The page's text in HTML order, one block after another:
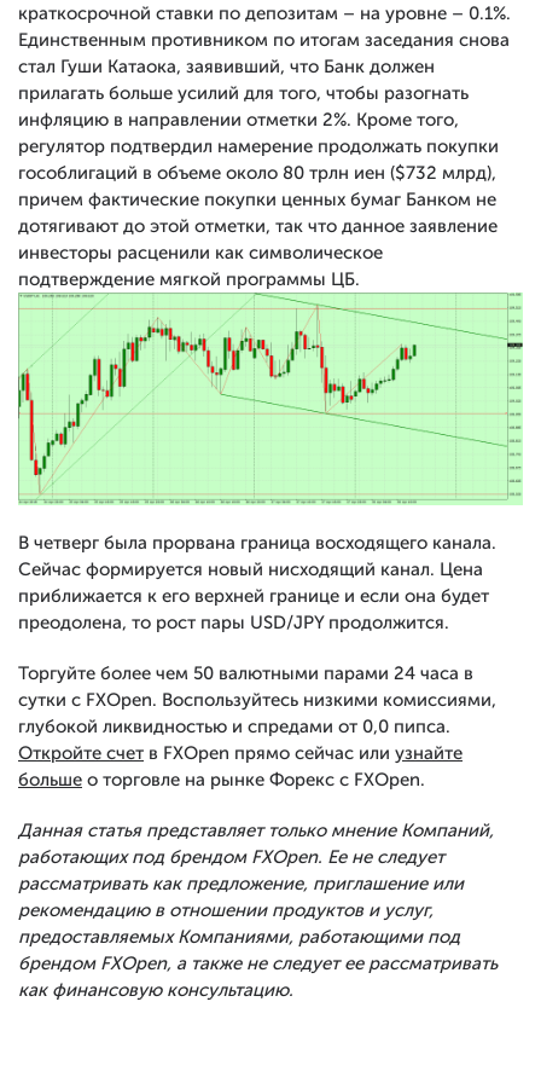
краткосрочной ставки по депозитам – на уровне – 0.1%.
Единственным противником по итогам заседания снова
стал Гуши Катаока, заявивший, что Банк должен
прилагать больше усилий для того, чтобы разогнать
инфляцию в направлении отметки 2%. Кроме того,
регулятор подтвердил намерение продолжать покупки
гособлигаций в объеме около 80 трлн иен ($732 млрд),
причем фактические покупки ценных бумаг Банком не
дотягивают до этой отметки, так что данное заявление
инвесторы расценили как символическое
подтверждение мягкой программы ЦБ.
В четверг была прорвана граница восходящего канала.
Сейчас формируется новый нисходящий канал. Цена
приближается к его верхней границе и если она будет
преодолена, то рост пары USD/JPY продолжится.
Торгуйте более чем 50 валютными парами 24 часа в
сутки с FXOpen. Воспользуйтесь низкими комиссиями,
глубокой ликвидностью и спредами от 0,0 пипса.
Откройте счет в FXOpen прямо сейчас или узнайте
больше о торговле на рынке Форекс с FXOpen.
Данная статья представляет только мнение Компаний,
работающих под брендом FXOpen. Ее не следует
рассматривать как предложение, приглашение или
рекомендацию в отношении продуктов и услуг,
предоставляемых Компаниями, работающими под
брендом FXOpen, а также не следует ее рассматривать
как финансовую консультацию.